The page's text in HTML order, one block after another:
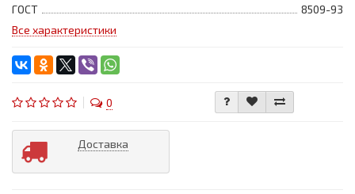
ГОСТ
8509-93
Все характеристики
0
Доставка